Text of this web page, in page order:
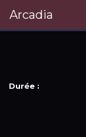
Arcadia
Durée :